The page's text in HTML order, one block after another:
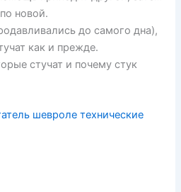
новой.
до самого дна),
как и прежде.
стучат и почему стук
шевроле технические